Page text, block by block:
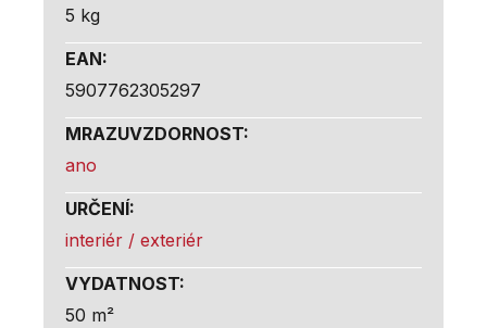
5 kg
EAN:
5907762305297
MRAZUVZDORNOST:
ano
URČENÍ:
interiér / exteriér
VYDATNOST:
50 m²